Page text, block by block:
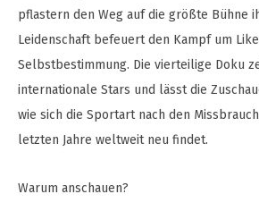
pflastern den Weg auf die größte Bühne
Leidenschaft befeuert den Kampf um
Selbstbestimmung. Die vierteilige Doku
internationale Stars und lässt die
wie sich die Sportart nach den
letzten Jahre weltweit neu findet.
Warum anschauen?